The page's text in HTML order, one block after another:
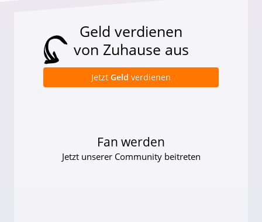
Geld verdienen
von Zuhause aus
Jetzt Geld verdienen
Fan werden
Jetzt unserer Community beitreten